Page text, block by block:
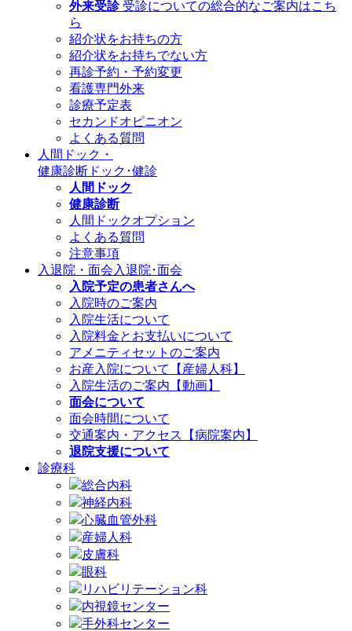
外来受診 受診についての総合的なご案内はこち
ら
紹介状をお持ちの方
紹介状をお持ちでない方
再診予約・予約変更
看護専門外来
診療予定表
セカンドオピニオン
よくある質問
人間ドック・
健康診断 ドック･健診
人間ドック
健康診断
人間ドックオプション
よくある質問
注意事項
入退院・面会 入退院･面会
入院予定の患者さんへ
入院時のご案内
入院生活について
入院料金とお支払いについて
アメニティセットのご案内
お産入院について【産婦人科】
入院生活のご案内【動画】
面会について
面会時間について
交通案内・アクセス【病院案内】
退院支援について
診療科
総合内科
神経内科
心臓血管外科
産婦人科
皮膚科
眼科
リハビリテーション科
内視鏡センター
手外科センター